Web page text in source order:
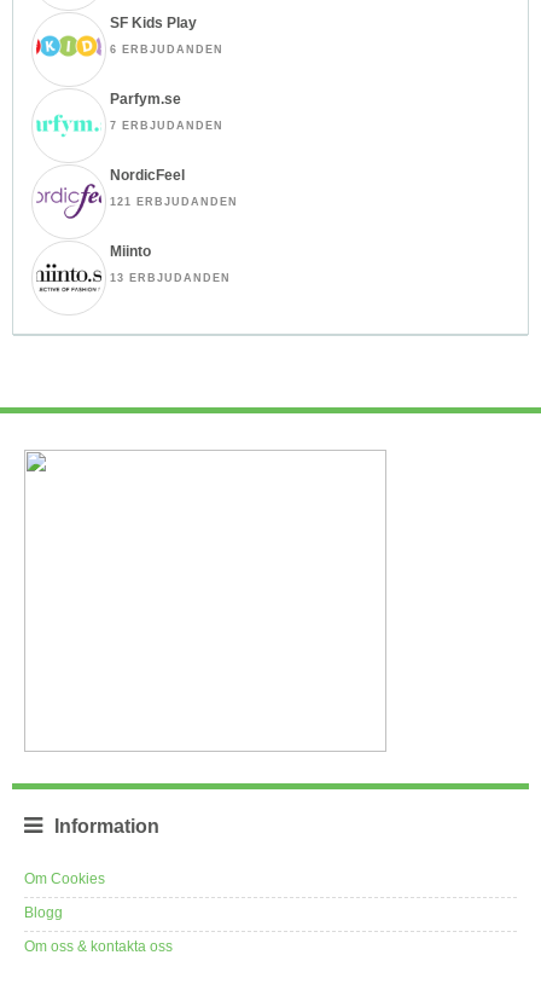
SF Kids Play
6 ERBJUDANDEN
Parfym.se
7 ERBJUDANDEN
NordicFeel
121 ERBJUDANDEN
Miinto
13 ERBJUDANDEN
Information
Om Cookies
Blogg
Om oss & kontakta oss